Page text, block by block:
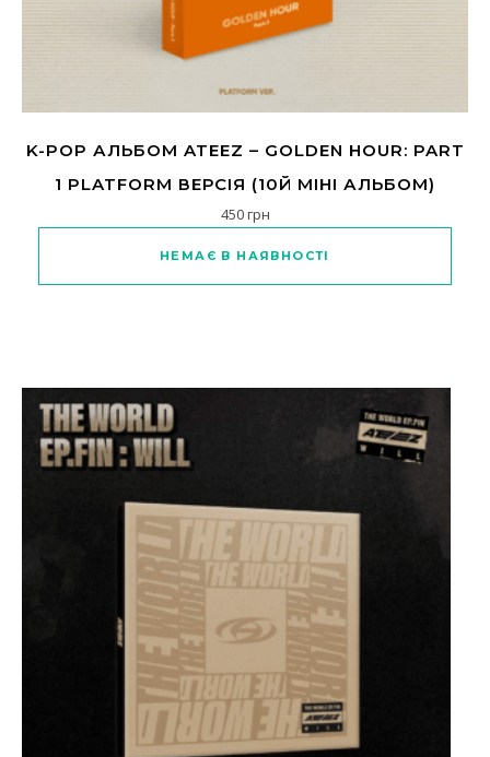
K-POP АЛЬБОМ ATEEZ – GOLDEN HOUR: PART
1 PLATFORM ВЕРСІЯ (10Й МІНІ АЛЬБОМ)
450грн
НЕМАЄ В НАЯВНОСТІ